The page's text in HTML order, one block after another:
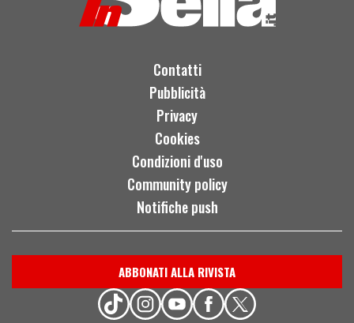
Contatti
Pubblicità
Privacy
Cookies
Condizioni d'uso
Community policy
Notifiche push
ABBONATI ALLA RIVISTA